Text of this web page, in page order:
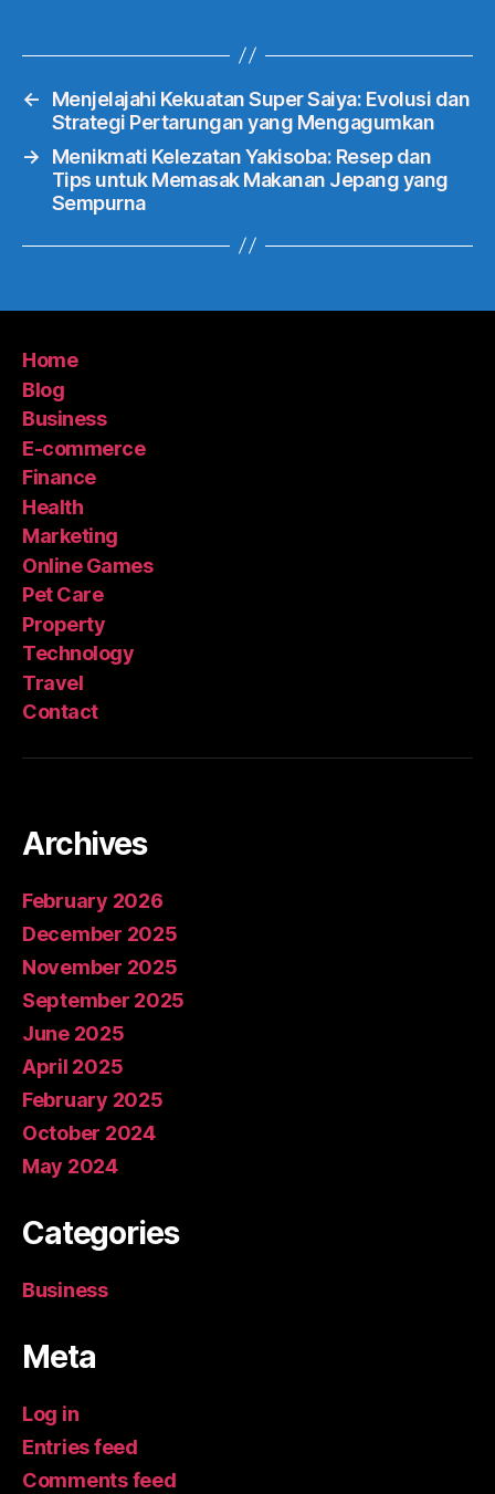
←
Menjelajahi Kekuatan Super Saiya: Evolusi dan
Strategi Pertarungan yang Mengagumkan
→
Menikmati Kelezatan Yakisoba: Resep dan
Tips untuk Memasak Makanan Jepang yang
Sempurna
Home
Blog
Business
E-commerce
Finance
Health
Marketing
Online Games
Pet Care
Property
Technology
Travel
Contact
Archives
February 2026
December 2025
November 2025
September 2025
June 2025
April 2025
February 2025
October 2024
May 2024
Categories
Business
Meta
Log in
Entries feed
Comments feed